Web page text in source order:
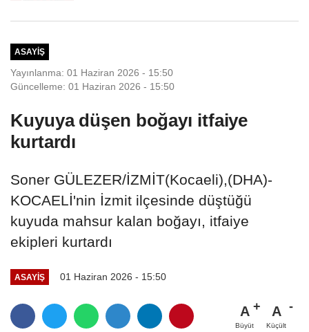
ASAYIŞ
Yayınlanma: 01 Haziran 2026 - 15:50
Güncelleme: 01 Haziran 2026 - 15:50
Kuyuya düşen boğayı itfaiye
kurtardı
Soner GÜLEZER/İZMİT(Kocaeli),(DHA)-
KOCAELİ'nin İzmit ilçesinde düştüğü
kuyuda mahsur kalan boğayı, itfaiye
ekipleri kurtardı
ASAYIŞ 01 Haziran 2026 - 15:50
A
Büyüt
A
Küçült